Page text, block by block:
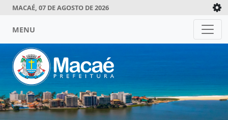
MACAÉ, 07 DE AGOSTO DE 2026
MENU